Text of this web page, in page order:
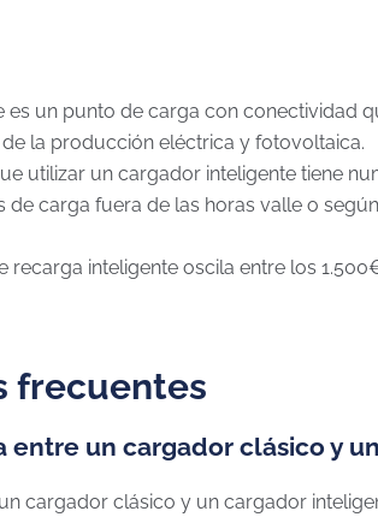
es un punto de carga con conectividad
la producción eléctrica y fotovoltaica.
utilizar un cargador inteligente tiene
de carga fuera de las horas valle o
recarga inteligente oscila entre los
frecuentes
entre un cargador clásico y
cargador clásico y un cargador